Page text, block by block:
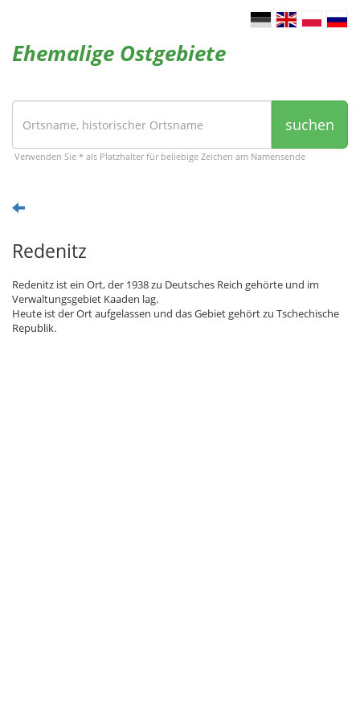
Ehemalige Ostgebiete
suchen
Verwenden Sie * als Platzhalter für beliebige Zeichen am Namensende
Redenitz
Redenitz ist ein Ort, der 1938 zu Deutsches Reich gehörte und im
Verwaltungsgebiet Kaaden lag.
Heute ist der Ort aufgelassen und das Gebiet gehört zu Tschechische
Republik.